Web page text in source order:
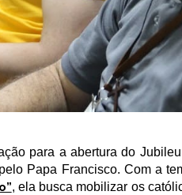
para a abertura do
Papa Francisco. Com a
, ela busca mobilizar os